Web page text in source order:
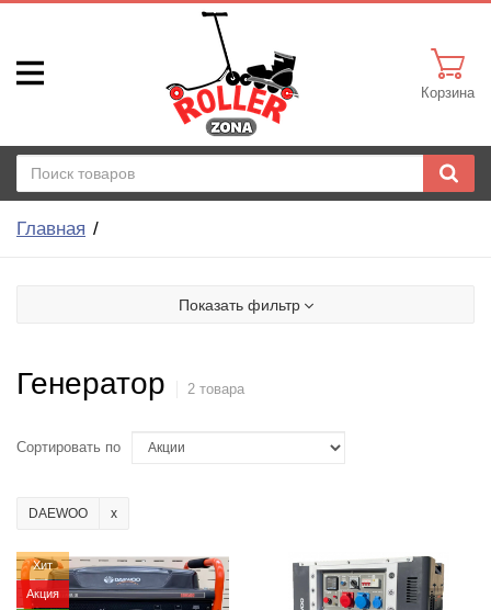
Корзина
Главная
Показать фильтр
Генератор 2 товара
Сортировать по
DAEWOO
Хит
Акция